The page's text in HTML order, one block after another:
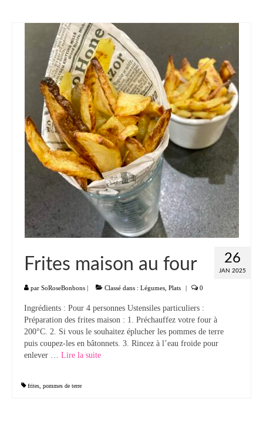
26
JAN 2025
Frites maison au four
par SoRoseBonbons | Classé dans : Légumes Plats | 0
Ingrédients : Pour 4 personnes Ustensiles particuliers :
Préparation des frites maison : 1. Préchauffez votre four à
200°C. 2. Si vous le souhaitez éplucher les pommes de terre
puis coupez-les en bâtonnets. 3. Rincez à l’eau froide pour
enlever … Lire la suite­­
frites pommes de terre